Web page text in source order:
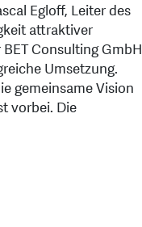
Egloff, Leiter des
attraktiver
Consulting GmbH
Umsetzung.
gemeinsame Vision
vorbei. Die